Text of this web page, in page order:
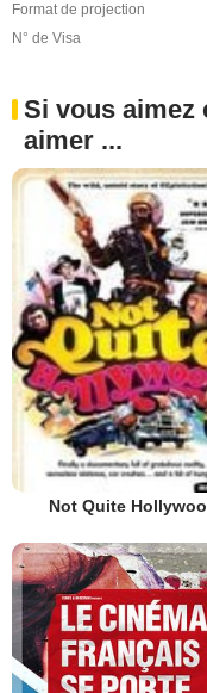
Format de projection
N° de Visa
Si vous aimez
aimer ...
Not Quite